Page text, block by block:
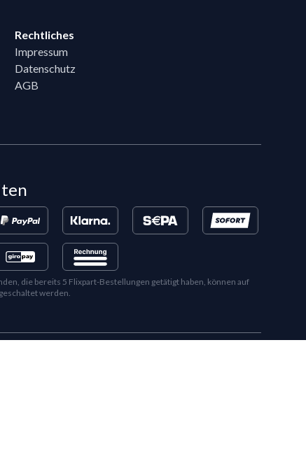
Rechtliches
Impressum
Datenschutz
AGB
die bereits 5 Flixpart-Bestellungen getätigt haben, können auf
werden.